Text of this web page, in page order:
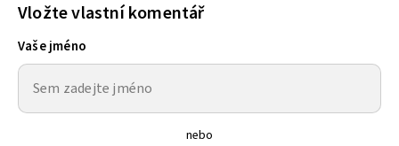
Vložte vlastní komentář
Vaše jméno
nebo